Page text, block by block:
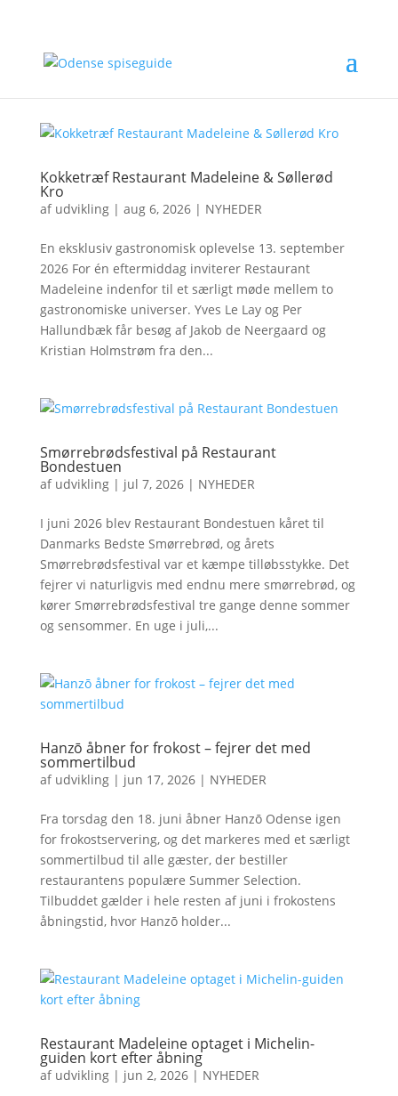
Kokketræf Restaurant Madeleine & Søllerød
Kro
af udvikling| aug 6, 2026| NYHEDER
En eksklusiv gastronomisk oplevelse 13. september
2026 For én eftermiddag inviterer Restaurant
Madeleine indenfor til et særligt møde mellem to
gastronomiske universer. Yves Le Lay og Per
Hallundbæk får besøg af Jakob de Neergaard og
Kristian Holmstrøm fra den...
Smørrebrødsfestival på Restaurant
Bondestuen
af udvikling| jul 7, 2026| NYHEDER
I juni 2026 blev Restaurant Bondestuen kåret til
Danmarks Bedste Smørrebrød, og årets
Smørrebrødsfestival var et kæmpe tilløbsstykke. Det
fejrer vi naturligvis med endnu mere smørrebrød, og
kører Smørrebrødsfestival tre gange denne sommer
og sensommer. En uge i juli,...
Hanzō åbner for frokost – fejrer det med
sommertilbud
af udvikling| jun 17, 2026| NYHEDER
Fra torsdag den 18. juni åbner Hanzō Odense igen
for frokostservering, og det markeres med et særligt
sommertilbud til alle gæster, der bestiller
restaurantens populære Summer Selection.
Tilbuddet gælder i hele resten af juni i frokostens
åbningstid, hvor Hanzō holder...
Restaurant Madeleine optaget i Michelin-
guiden kort efter åbning
af udvikling| jun 2, 2026| NYHEDER